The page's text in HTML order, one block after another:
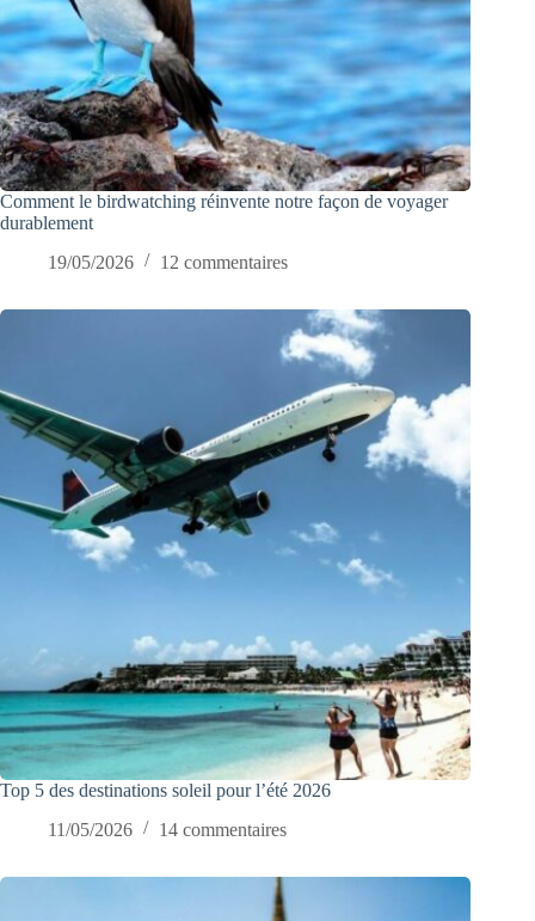
Comment le birdwatching réinvente notre façon de voyager
durablement
19/05/2026
12 commentaires
Top 5 des destinations soleil pour l’été 2026
11/05/2026
14 commentaires